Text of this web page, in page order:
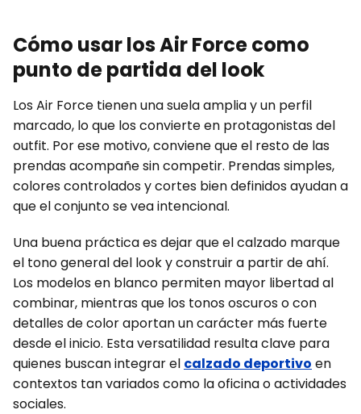
Cómo usar los Air Force como
punto de partida del look
Los Air Force tienen una suela amplia y un perfil
marcado, lo que los convierte en protagonistas del
outfit. Por ese motivo, conviene que el resto de las
prendas acompañe sin competir. Prendas simples,
colores controlados y cortes bien definidos ayudan a
que el conjunto se vea intencional.
Una buena práctica es dejar que el calzado marque
el tono general del look y construir a partir de ahí.
Los modelos en blanco permiten mayor libertad al
combinar, mientras que los tonos oscuros o con
detalles de color aportan un carácter más fuerte
desde el inicio. Esta versatilidad resulta clave para
quienes buscan integrar el calzado deportivo en
contextos tan variados como la oficina o actividades
sociales.